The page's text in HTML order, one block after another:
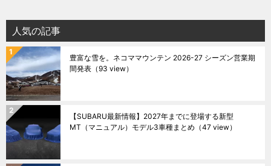
人気の記事
豊富な雪を。ネコママウンテン 2026-27 シーズン営業期
間発表 （93 view）
【SUBARU最新情報】2027年までに登場する新型
MT（マニュアル）モデル3車種まとめ （47 view）